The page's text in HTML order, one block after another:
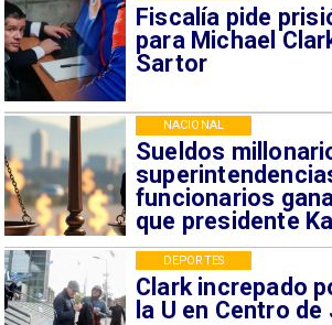
Fiscalía pide
para Michael
Sartor
Sueldos
funcionarios
que presidente
NACIONAL
Clark increpado
la U en Centro
DEPORTES